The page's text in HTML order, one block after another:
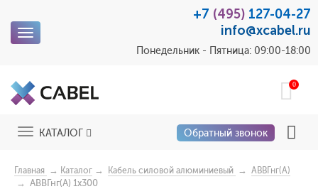
Toggle
+7 (495) 127-04-27
info@xcabel.ru
Понедельник - Пятница: 09:00-18:00
0
ToggleКАТАЛОГ Обратный звонок
Главная → Каталог → Кабель силовой алюминиевый → АВВГнг(А)
→ АВВГнг(А) 1x300